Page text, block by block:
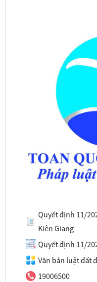
Quyết định 11/
Kiên Giang
Quyết định 11/
Văn bản luật đất
19006500